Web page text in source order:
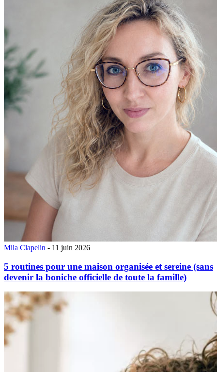
Mila Clapelin - 11 juin 2026
5 routines pour une maison organisée et sereine (sans
devenir la boniche officielle de toute la famille)